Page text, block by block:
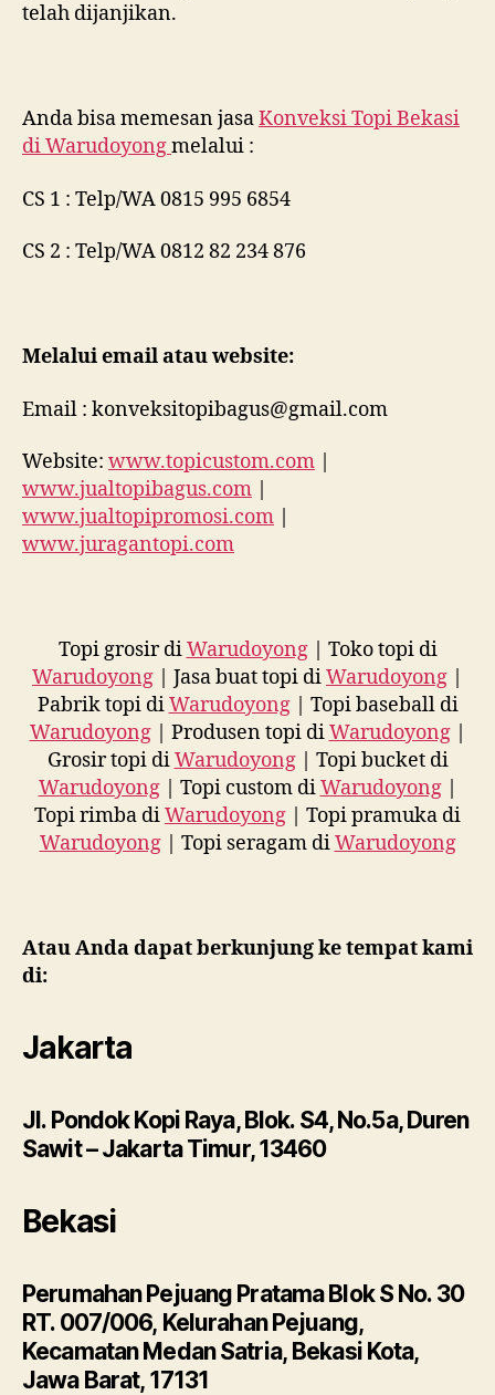
telah dijanjikan.
Anda bisa memesan jasaKonveksi Topi Bekasi
diWarudoyongmelalui :
CS 1 : Telp/WA 0815 995 6854
CS 2 : Telp/WA 0812 82 234 876
Melalui email atau website:
Email : konveksitopibagus@gmail.com
Website: www.topicustom.com
www.jualtopibagus.com
www.jualtopipromosi.com
www.juragantopi.com
Topi grosir diWarudoyong| Toko topi di
Warudoyong | Jasa buat topi diWarudoyong
Pabrik topi diWarudoyong| Topi baseball di
Warudoyong| Produsen topi diWarudoyong|
Grosir topi diWarudoyong| Topi bucket di
Warudoyong| Topi custom diWarudoyong|
Topi rimba diWarudoyong | Topi pramuka di
Warudoyong| Topi seragam diWarudoyong
Atau Anda dapat berkunjung ke tempat kami
di:
Jakarta
Jl. Pondok Kopi Raya, Blok. S4, No.5a, Duren
Sawit – Jakarta Timur, 13460
Bekasi
Perumahan Pejuang Pratama Blok S No. 30
RT. 007/006, Kelurahan Pejuang,
Kecamatan Medan Satria, Bekasi Kota,
Jawa Barat, 17131